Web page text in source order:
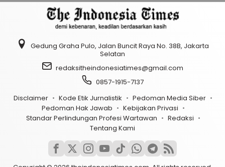
Gedung Graha Pulo, Jalan Buncit Raya No. 38B, Jakarta
Selatan
redaksitheindonesiatimes@gmail.com
0857-1915-7137
Disclaimer
Kode Etik Jurnalistik
Pedoman Media Siber
Pedoman Hak Jawab
Kebijakan Privasi
Standar Perlindungan Profesi Wartawan
Redaksi
Tentang Kami